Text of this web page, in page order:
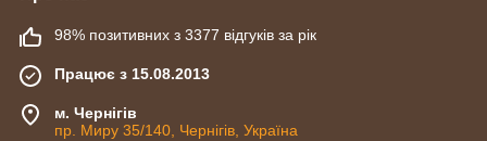
98% позитивних з 3377 відгуків за рік
Працює з 15.08.2013
м. Чернігів
пр. Миру 35/140, Чернігів, Україна